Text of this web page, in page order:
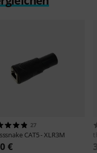
27
CAT5 - XLR3M
€